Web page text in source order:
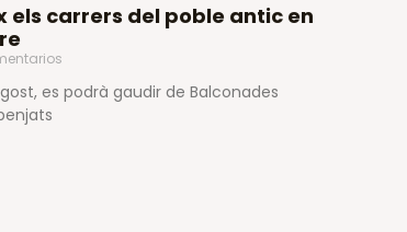
els carrers del poble antic en
es podrà gaudir de Balconades